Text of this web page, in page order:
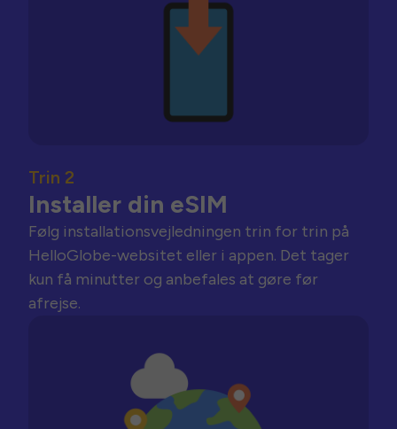
Trin 2
Installer din eSIM
Følg installationsvejledningen trin for trin på
HelloGlobe-websitet eller i appen. Det tager
kun få minutter og anbefales at gøre før
afrejse.